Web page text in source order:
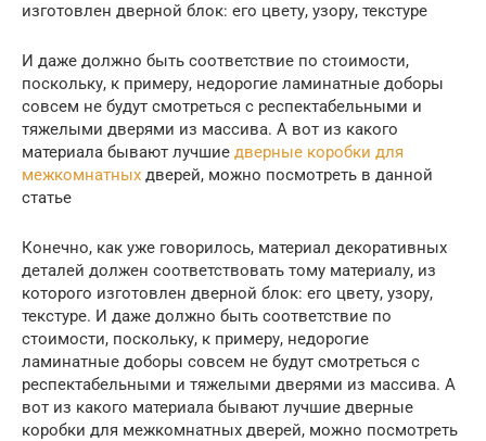
изготовлен дверной блок: его цвету, узору, текстуре
И даже должно быть соответствие по стоимости,
поскольку, к примеру, недорогие ламинатные доборы
совсем не будут смотреться с респектабельными и
тяжелыми дверями из массива. А вот из какого
материала бывают лучшие дверные коробки для
межкомнатных дверей, можно посмотреть в данной
статье
Конечно, как уже говорилось, материал декоративных
деталей должен соответствовать тому материалу, из
которого изготовлен дверной блок: его цвету, узору,
текстуре. И даже должно быть соответствие по
стоимости, поскольку, к примеру, недорогие
ламинатные доборы совсем не будут смотреться с
респектабельными и тяжелыми дверями из массива. А
вот из какого материала бывают лучшие дверные
коробки для межкомнатных дверей, можно посмотреть